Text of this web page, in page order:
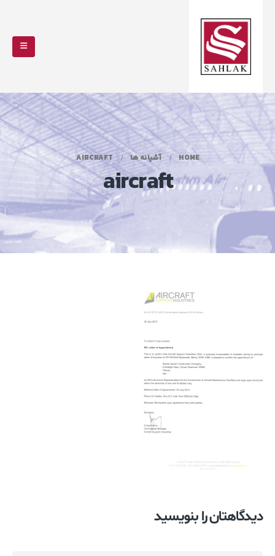
HOME آشیانه ها AIRCRAFT
aircraft
دیدگاهتان را بنویسید